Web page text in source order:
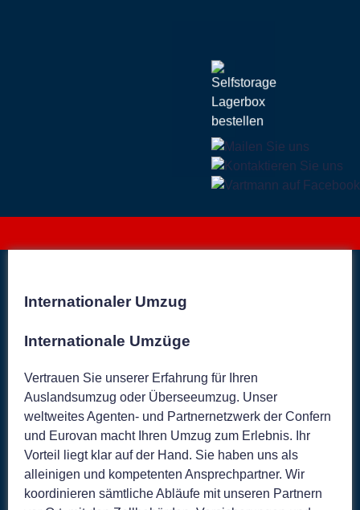
Internationaler Umzug
Internationale Umzüge
Vertrauen Sie unserer Erfahrung für Ihren
Auslandsumzug oder Überseeumzug. Unser
weltweites Agenten- und Partnernetzwerk der Confern
und Eurovan macht Ihren Umzug zum Erlebnis.
Ihr
Vorteil liegt klar auf der Hand. Sie haben uns als
alleinigen und kompetenten Ansprechpartner. Wir
koordinieren sämtliche Abläufe mit unseren Partnern